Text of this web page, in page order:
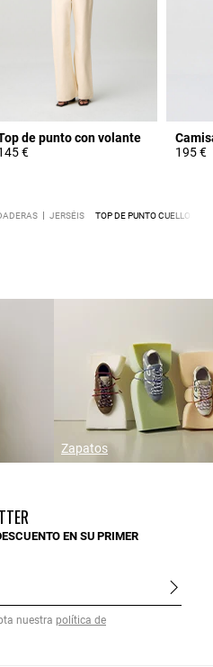
de punto con volante
€
195 €
JERSÉIS TOP DE PUNTO CUELLO ALTO
Zapatos
EN SU PRIMER
nuestra política de